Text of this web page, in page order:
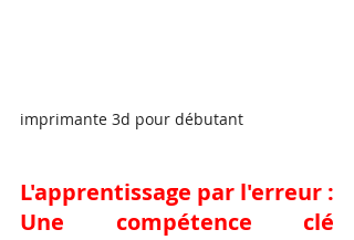
imprimante 3d pour débutant
L'apprentissage par l'erreur :
Une compétence clé